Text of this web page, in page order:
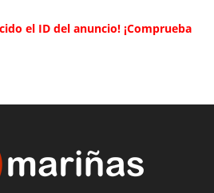
el ID del anuncio! ¡Comprueba